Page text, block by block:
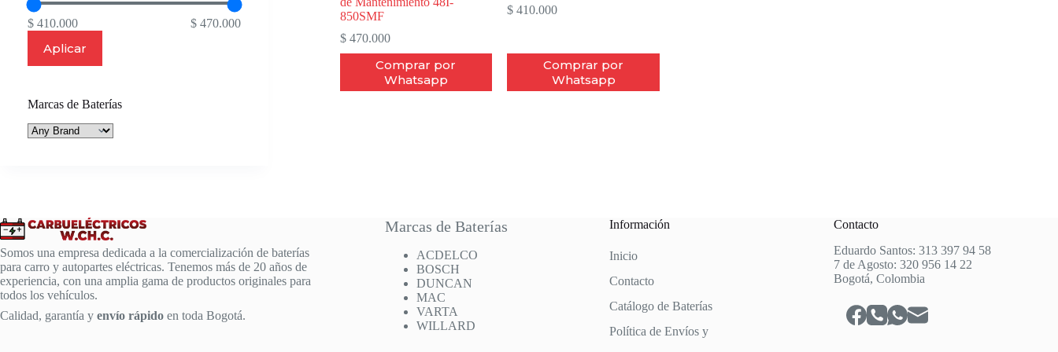
850SMF
$470.000
Comprar por
Whatsapp
$ 410.000
Comprar por
Whatsapp
$ 410.000 $ 470.000
Aplicar
Marcas de Baterías
Somos una empresa dedicada a la comercialización de baterías
para carro y autopartes eléctricas. Tenemos más de 20 años de
experiencia, con una amplia gama de productos originales para
todos los vehículos.
Calidad, garantía y envío rápido en toda Bogotá.
Marcas de Baterías
ACDELCO
BOSCH
DUNCAN
MAC
VARTA
WILLARD
Información
Inicio
Contacto
Catálogo de Baterías
Política de Envíos y
Contacto
Eduardo Santos: 313 397 94 58
7 de Agosto: 320 956 14 22
Bogotá, Colombia